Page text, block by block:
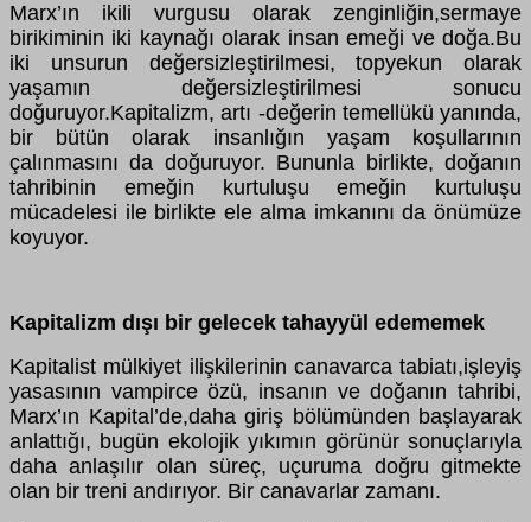
Marx’ın ikili vurgusu olarak zenginliğin,sermaye
birikiminin iki kaynağı olarak insan emeği ve doğa.Bu
iki unsurun değersizleştirilmesi, topyekun olarak
yaşamın değersizleştirilmesi sonucu
doğuruyor.Kapitalizm, artı -değerin temellükü yanında,
bir bütün olarak insanlığın yaşam koşullarının
çalınmasını da doğuruyor. Bununla birlikte, doğanın
tahribinin emeğin kurtuluşu emeğin kurtuluşu
mücadelesi ile birlikte ele alma imkanını da önümüze
koyuyor.
Kapitalizm dışı bir gelecek tahayyül edememek
Kapitalist mülkiyet ilişkilerinin canavarca tabiatı,işleyiş
yasasının vampirce özü, insanın ve doğanın tahribi,
Marx’ın Kapital’de,daha giriş bölümünden başlayarak
anlattığı, bugün ekolojik yıkımın görünür sonuçlarıyla
daha anlaşılır olan süreç, uçuruma doğru gitmekte
olan bir treni andırıyor. Bir canavarlar zamanı.